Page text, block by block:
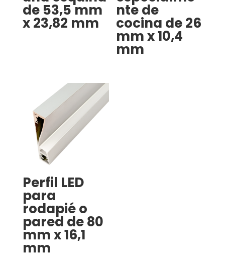
de 53,5 mm
x 23,82 mm
nte de
cocina de 26
mm x 10,4
mm
Perfil LED
para
rodapié o
pared de 80
mm x 16,1
mm